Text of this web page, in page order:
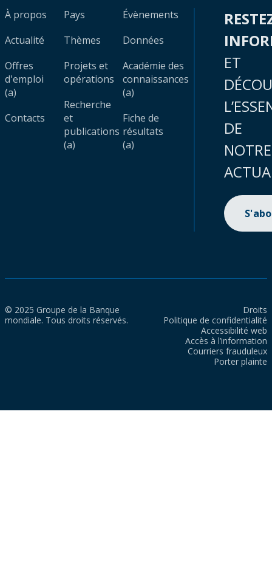
À propos
Actualité
Offres
d'emploi
(a)
Contacts
Pays
Thèmes
Projets et
opérations
Recherche
et
publications
(a)
Évènements
Données
Académie des
connaissances
(a)
Fiche de
résultats
(a)
ET
DE
NOTRE
© 2025 Groupe de la Banque
mondiale. Tous droits réservés.
Droits
Politique de confidentialité
Accessibilité web
Accès à l’information
Courriers frauduleux
Porter plainte